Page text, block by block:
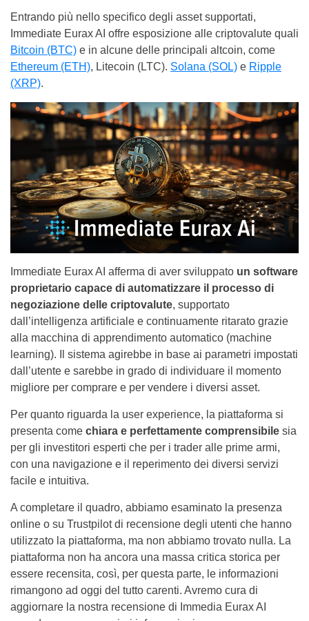
Entrando più nello specifico degli asset supportati,
Immediate Eurax AI offre esposizione alle criptovalute quali
Bitcoin (BTC) e in alcune delle principali altcoin, come
Ethereum (ETH), Litecoin (LTC). Solana (SOL) e Ripple
(XRP).
Immediate Eurax AI afferma di aver sviluppato un software
proprietario capace di automatizzare il processo di
negoziazione delle criptovalute, supportato
dall’intelligenza artificiale e continuamente ritarato grazie
alla macchina di apprendimento automatico (machine
learning). Il sistema agirebbe in base ai parametri impostati
dall’utente e sarebbe in grado di individuare il momento
migliore per comprare e per vendere i diversi asset.
Per quanto riguarda la user experience, la piattaforma si
presenta come chiara e perfettamente comprensibile sia
per gli investitori esperti che per i trader alle prime armi,
con una navigazione e il reperimento dei diversi servizi
facile e intuitiva.
A completare il quadro, abbiamo esaminato la presenza
online o su Trustpilot di recensione degli utenti che hanno
utilizzato la piattaforma, ma non abbiamo trovato nulla. La
piattaforma non ha ancora una massa critica storica per
essere recensita, così, per questa parte, le informazioni
rimangono ad oggi del tutto carenti. Avremo cura di
aggiornare la nostra recensione di Immedia Eurax AI